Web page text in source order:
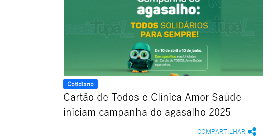
Cotidiano
Cartão de Todos e Clínica Amor Saúde
iniciam campanha do agasalho 2025
COMPARTILHAR